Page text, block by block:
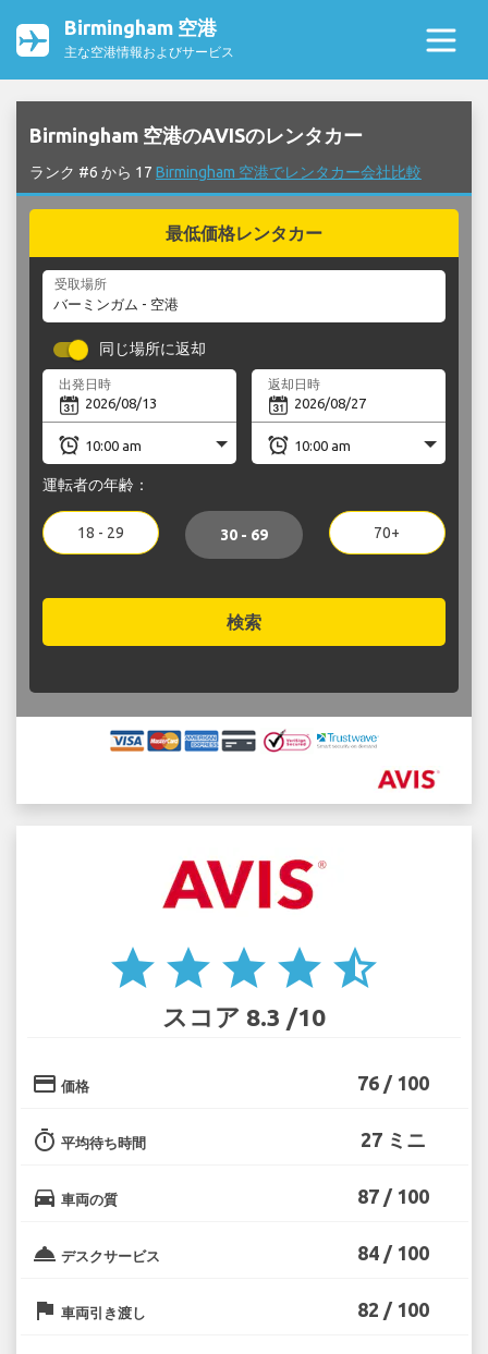
Birmingham 空港
主な空港情報およびサービス
Birmingham 空港のAVISのレンタカー
ランク #6 から 17 Birmingham 空港でレンタカー会社比較
最低価格レンタカー
受取場所
同じ場所に返却
出発日時 返却日時
運転者の年齢：
18 - 29 30 - 69 70+
検索
star star star star star_half
スコア 8.3 /10
credit_card 価格 76 / 100
timer 平均待ち時間 27 ミニ
directions_car 車両の質 87 / 100
room_service デスクサービス 84 / 100
flag 車両引き渡し 82 / 100